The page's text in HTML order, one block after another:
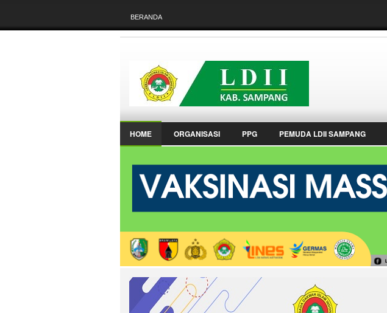
BERANDA
HOME ORGANISASI PPG PEMUDA LDII SAMPANG